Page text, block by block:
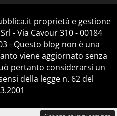
proprietà e gestione
- Via Cavour 310 - 00184
- Questo blog non è una
viene aggiornato senza
pertanto considerarsi un
della legge n. 62 del